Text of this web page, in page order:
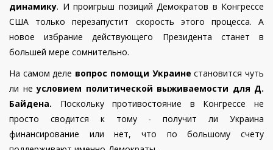
динамику. И проигрыш позиций Демократов в Конгрессе
США только перезапустит скорость этого процесса.
А
новое избрание действующего Президента станет в
большей мере сомнительно.
На самом деле вопрос помощи Украине становится чуть
ли неусловием политической выживаемости для Д.
Байдена. Поскольку противостояние в Конгрессе не
просто сводится к тому - получит ли Украина
финансирование или нет, что по большому счету